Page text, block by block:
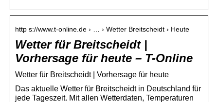
http s://www.t-online.de › … › Wetter Breitscheidt › Heute
Wetter für Breitscheidt |
Vorhersage für heute – T-Online
Wetter für Breitscheidt | Vorhersage für heute
Das aktuelle Wetter für Breitscheidt in Deutschland für
jede Tageszeit. Mit allen Wetterdaten, Temperaturen